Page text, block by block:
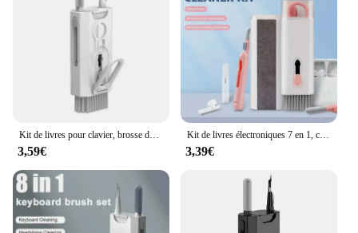
3,59€
Kit de livres électroniques 7 en 1, claviers propres en toute sécurité, écouteurs, ensembles de sauna, iPad et matin, aucun liquide requis
3,39€